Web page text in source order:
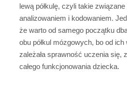
lewą półkulę, czyli takie
analizowaniem i kodowaniem.
że warto od samego początku
obu półkul mózgowych, bo od ich
zależała sprawność uczenia się,
całego funkcjonowania dziecka.